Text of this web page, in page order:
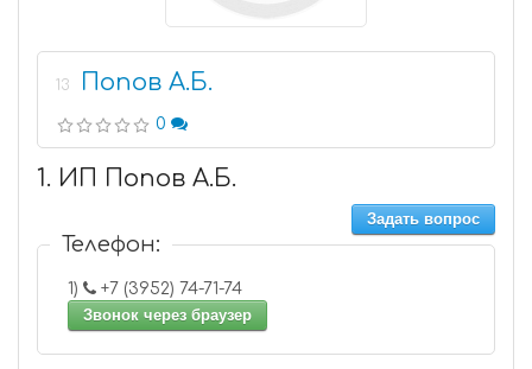
13 Попов А.Б.
0
1. ИП Попов А.Б.
Задать вопрос
Телефон:
1)
+7 (3952) 74-71-74
Звонок через браузер